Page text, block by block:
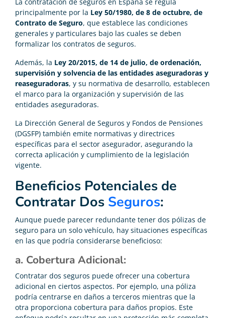
principalmente por la Ley 50/1980, de 8 de octubre, de
Contrato de Seguro, que establece las condiciones
generales y particulares bajo las cuales se deben
formalizar los contratos de seguros.
Además, la Ley 20/2015, de 14 de julio, de ordenación,
supervisión y solvencia de las entidades aseguradoras y
reaseguradoras, y su normativa de desarrollo, establecen
el marco para la organización y supervisión de las
entidades aseguradoras.
La Dirección General de Seguros y Fondos de Pensiones
(DGSFP) también emite normativas y directrices
específicas para el sector asegurador, asegurando la
correcta aplicación y cumplimiento de la legislación
vigente.
Beneficios Potenciales de
Contratar Dos Seguros:
Aunque puede parecer redundante tener dos pólizas de
seguro para un solo vehículo, hay situaciones específicas
en las que podría considerarse beneficioso:
a. Cobertura Adicional:
Contratar dos seguros puede ofrecer una cobertura
adicional en ciertos aspectos. Por ejemplo, una póliza
podría centrarse en daños a terceros mientras que la
otra proporciona cobertura para daños propios. Este